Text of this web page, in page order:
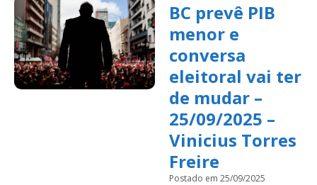
BC prevê PIB
menor e
conversa
eleitoral vai ter
de mudar –
25/09/2025 –
Vinicius Torres
Freire
Postado em 25/09/2025